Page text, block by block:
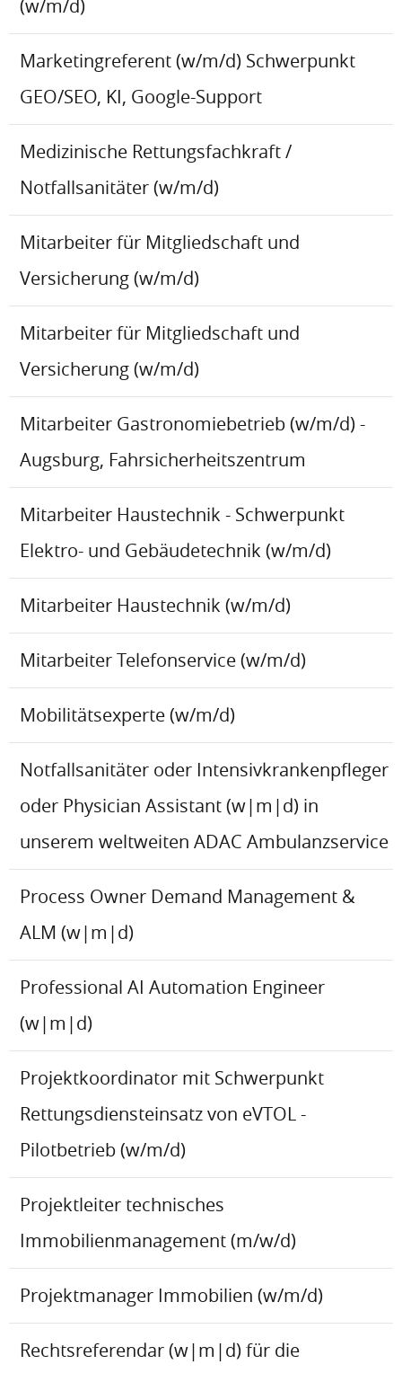
(w/m/d)
Marketingreferent (w/m/d) Schwerpunkt
GEO/SEO, KI, Google-Support
Medizinische Rettungsfachkraft /
Notfallsanitäter (w/m/d)
Mitarbeiter für Mitgliedschaft und
Versicherung (w/m/d)
Mitarbeiter für Mitgliedschaft und
Versicherung (w/m/d)
Mitarbeiter Gastronomiebetrieb (w/m/d) -
Augsburg, Fahrsicherheitszentrum
Mitarbeiter Haustechnik - Schwerpunkt
Elektro- und Gebäudetechnik (w/m/d)
Mitarbeiter Haustechnik (w/m/d)
Mitarbeiter Telefonservice (w/m/d)
Mobilitätsexperte (w/m/d)
Notfallsanitäter oder Intensivkrankenpfleger
oder Physician Assistant (w|m|d) in
unserem weltweiten ADAC Ambulanzservice
Process Owner Demand Management &
ALM (w|m|d)
Professional AI Automation Engineer
(w|m|d)
Projektkoordinator mit Schwerpunkt
Rettungsdiensteinsatz von eVTOL -
Pilotbetrieb (w/m/d)
Projektleiter technisches
Immobilienmanagement (m/w/d)
Projektmanager Immobilien (w/m/d)
Rechtsreferendar (w|m|d) für die